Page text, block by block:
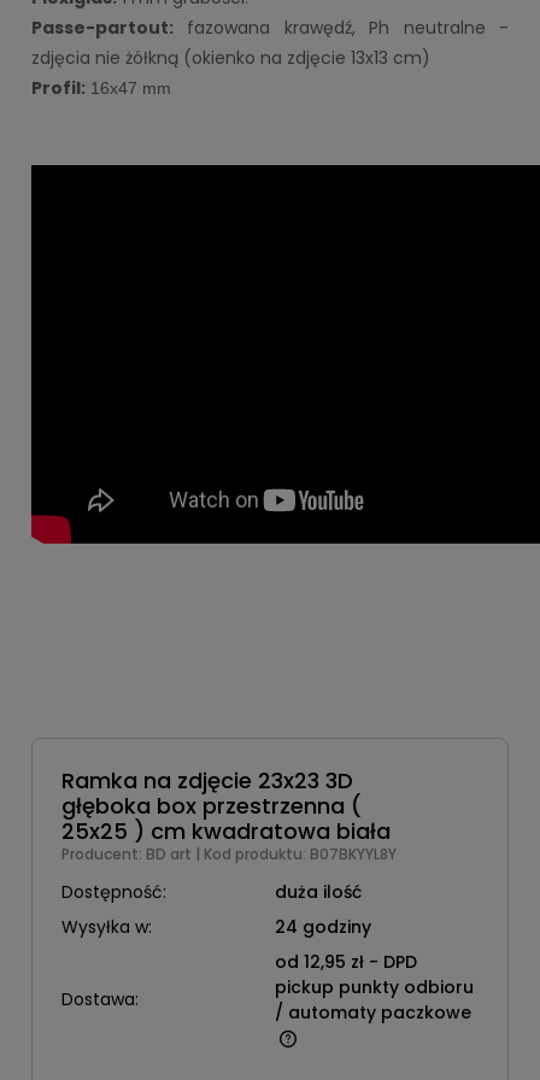
Passe-partout: fazowana krawędź, Ph neutralne -
zdjęcia nie żółkną (okienko na zdjęcie 13x13 cm)
Profil: 16x47 mm
Ramka na zdjęcie 23x23 3D
głęboka box przestrzenna (
25x25 ) cm kwadratowa biała
Producent: BD art | Kod produktu: B07BKYYL8Y
Dostępność:
duża ilość
Wysyłka w:
24 godziny
Dostawa:
od 12,95 zł - DPD
pickup punkty odbioru
/ automaty paczkowe